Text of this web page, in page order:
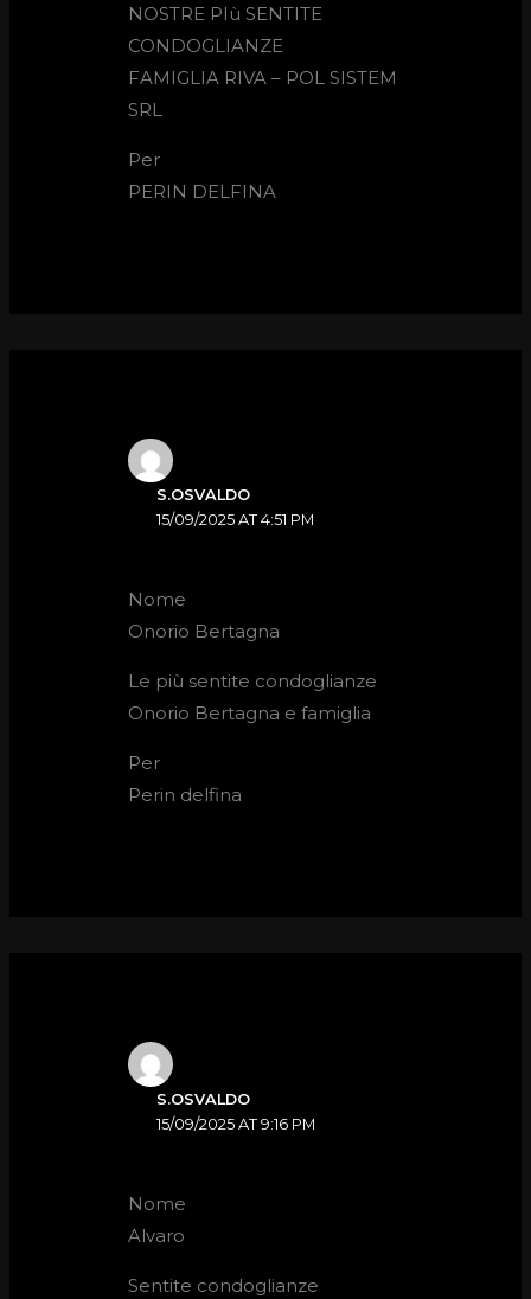
NOSTRE PIù SENTITE
CONDOGLIANZE
FAMIGLIA RIVA – POL SISTEM
SRL
Per
PERIN DELFINA
S.OSVALDO
15/09/2025 AT 4:51 PM
Nome
Onorio Bertagna
Le più sentite condoglianze
Onorio Bertagna e famiglia
Per
Perin delfina
S.OSVALDO
15/09/2025 AT 9:16 PM
Nome
Alvaro
Sentite condoglianze